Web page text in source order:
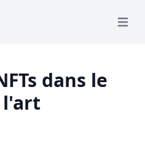
Open
dans le
l'art